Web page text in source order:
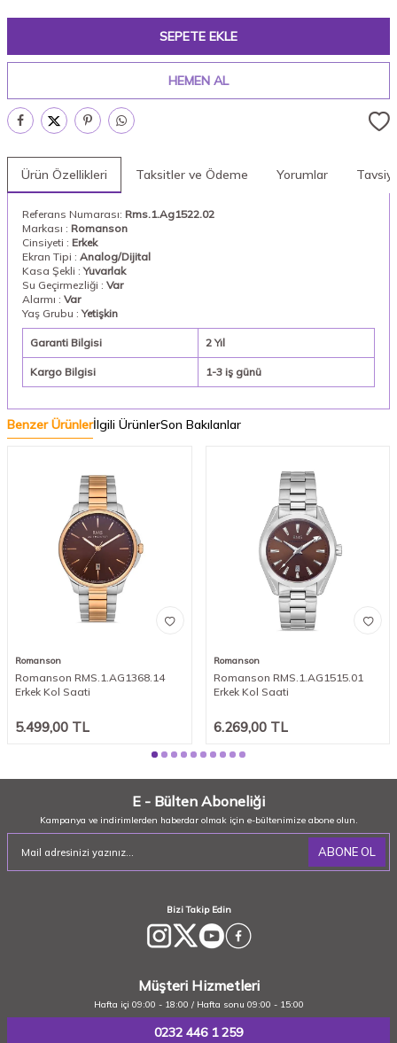
SEPETE EKLE
HEMEN AL
Ürün Özellikleri Taksitler ve Ödeme Yorumlar
Referans Numarası: Rms.1.Ag1522.02
Markası : Romanson
Cinsiyeti : Erkek
Ekran Tipi : Analog/Dijital
Kasa Şekli :Yuvarlak
Su Geçirmezliği : Var
Alarmı : Var
Yaş Grubu :Yetişkin
Garanti Bilgisi 2 Yıl
Kargo Bilgisi 1-3 iş günü
Benzer Ürünlerİlgili ÜrünlerSon Bakılanlar
Romanson
Romanson RMS.1.AG1368.14
Erkek Kol Saati
5.499,00 TL
Romanson
Romanson RMS.1.AG1515.01
Erkek Kol Saati
6.269,00TL
E - Bülten Aboneliği
Kampanya ve indirimlerden haberdar olmak için e-bültenimize abone olun.
ABONE OL
Bizi Takip Edin
Müşteri Hizmetleri
Hafta içi 09:00 - 18:00 / Hafta sonu 09:00 - 15:00
0232 446 1 259